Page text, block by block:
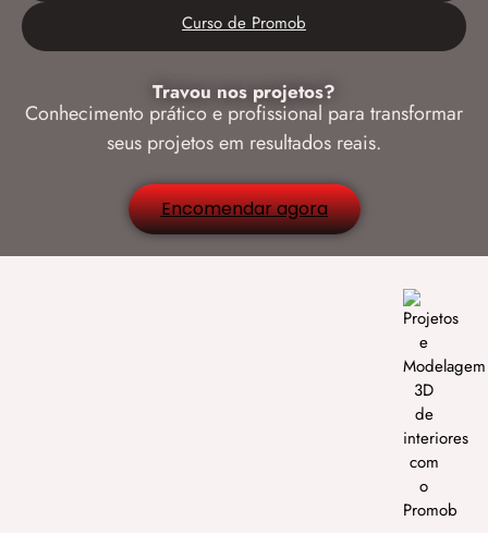
Curso de Promob
Travou nos projetos?
Conhecimento prático e profissional para transformar
seus projetos em resultados reais.
Encomendar agora